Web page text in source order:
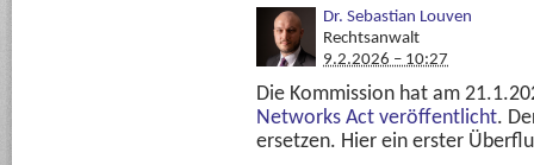
Dr. Sebastian Louven
Rechtsanwalt
9.2.2026 – 10:27
Die Kommission hat am
Networks Act veröffentlicht.
ersetzen. Hier ein erster